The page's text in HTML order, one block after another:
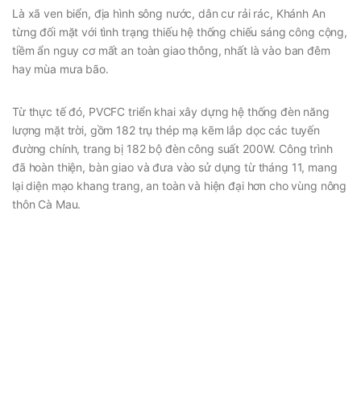
Là xã ven biển, địa hình sông nước, dân cư rải rác, Khánh An
từng đối mặt với tình trạng thiếu hệ thống chiếu sáng công cộng,
tiềm ẩn nguy cơ mất an toàn giao thông, nhất là vào ban đêm
hay mùa mưa bão.
Từ thực tế đó, PVCFC triển khai xây dựng hệ thống đèn năng
lượng mặt trời, gồm 182 trụ thép mạ kẽm lắp dọc các tuyến
đường chính, trang bị 182 bộ đèn công suất 200W. Công trình
đã hoàn thiện, bàn giao và đưa vào sử dụng từ tháng 11, mang
lại diện mạo khang trang, an toàn và hiện đại hơn cho vùng nông
thôn Cà Mau.